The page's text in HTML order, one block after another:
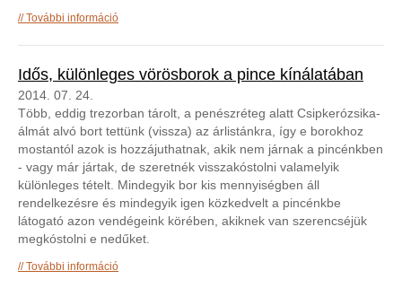
További információ
Idős, különleges vörösborok a pince kínálatában
2014. 07. 24.
Több, eddig trezorban tárolt, a penészréteg alatt Csipkerózsika-
álmát alvó bort tettünk (vissza) az árlistánkra, így e borokhoz
mostantól azok is hozzájuthatnak, akik nem járnak a pincénkben
- vagy már jártak, de szeretnék visszakóstolni valamelyik
különleges tételt. Mindegyik bor kis mennyiségben áll
rendelkezésre és mindegyik igen közkedvelt a pincénkbe
látogató azon vendégeink körében, akiknek van szerencséjük
megkóstolni e nedűket.
További információ